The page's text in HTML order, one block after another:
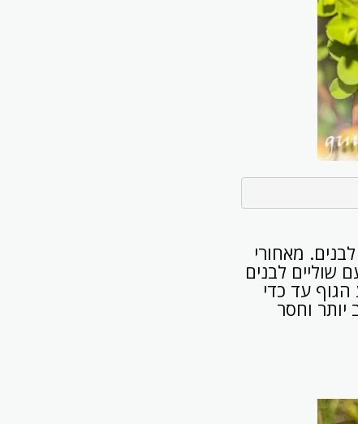
מאחורי
שוליים לבנים
עד כדי
וחסר